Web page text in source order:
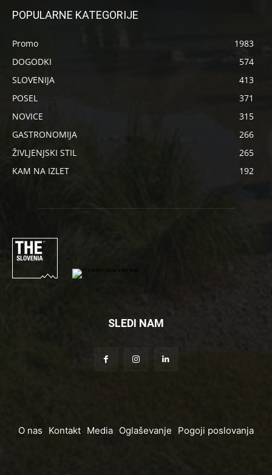
POPULARNE KATEGORIJE
Promo
1983
DOGODKI
574
SLOVENIJA
413
POSEL
371
NOVICE
315
GASTRONOMIJA
266
ŽIVLJENJSKI STIL
265
KAM NA IZLET
192
SLEDI NAM
O nas Kontakt Media Oglaševanje Pogoji poslovanja